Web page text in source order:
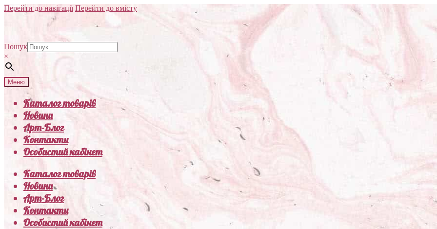
Перейти до навігації Перейти до вмісту
Пошук
×
Меню
Каталог товарів
Новини
Арт-Блог
Контакти
Особистий кабінет
Каталог товарів
Новини
Арт-Блог
Контакти
Особистий кабінет